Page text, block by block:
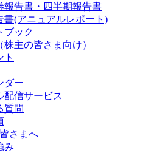
報告書・四半期報告書
書(アニュアルレポート)
ブック
株主の皆さま向け）
ト
ダー
配信サービス
質問
さまへ
み